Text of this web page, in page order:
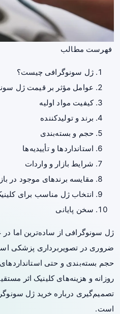
فهرست مطالب
ژل سونوگرافی چیست؟
عوامل مؤثر بر قیمت ژل
کیفیت مواد اولیه
برند و تولیدکننده
حجم و بسته‌بندی
استانداردها و تأییدیه‌ها
شرایط بازار و واردات
مقایسه برندهای موجود در
انتخاب ژل مناسب برای
سخن پایانی
ژل سونوگرافی از ساده‌ترین اما
ضروری در تصویربرداری پزشکی
حجم بسته‌بندی و حتی
روزانه و هزینه‌های کلینیک اثر
تصمیم‌گیری درباره خرید ژل
است.